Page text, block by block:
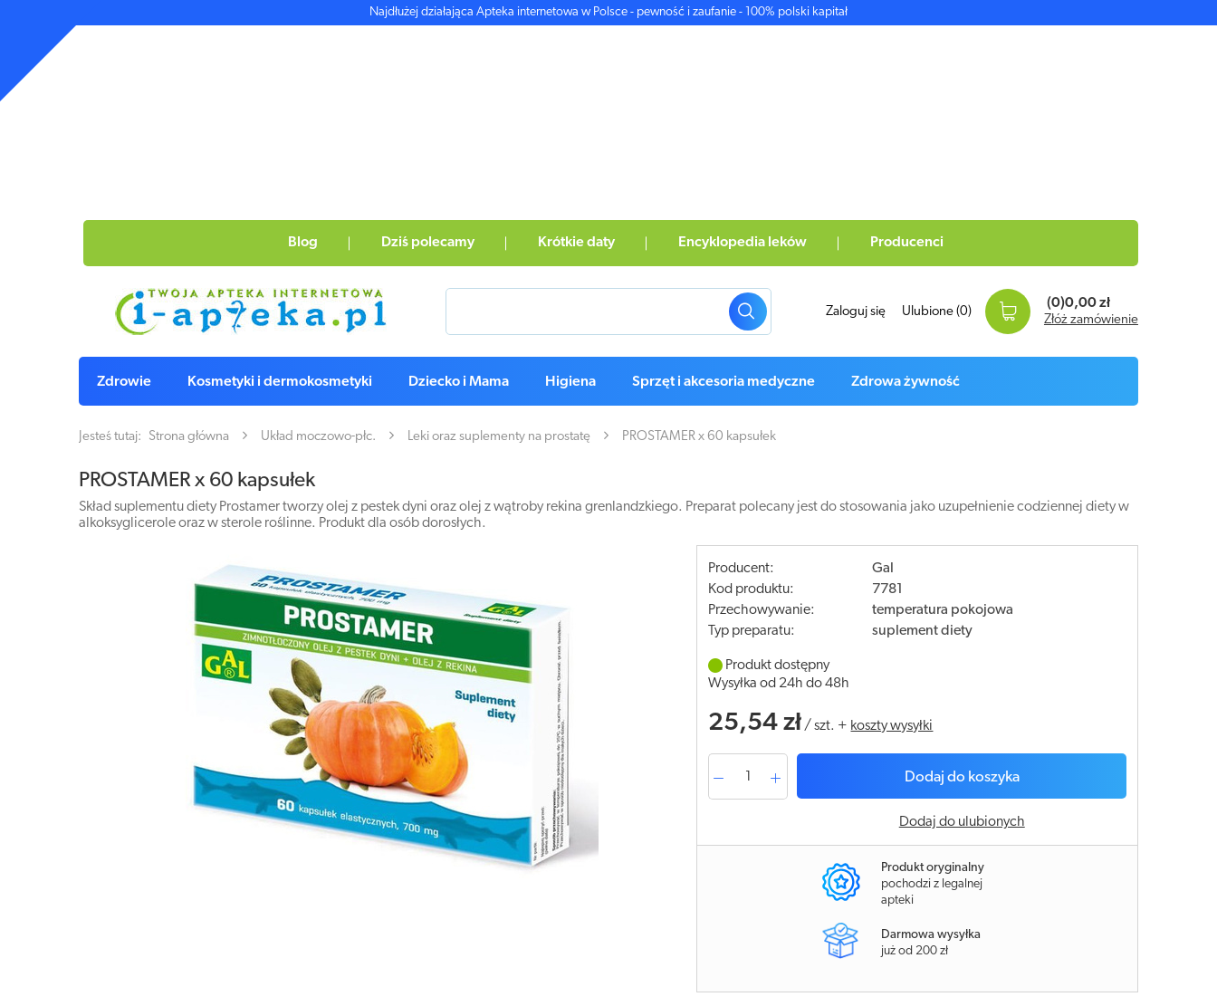
Najdłużej działająca Apteka internetowa w Polsce - pewność i zaufanie - 100% polski kapitał
Blog Dziś polecamy Krótkie daty Encyklopedia leków Producenci
Zaloguj się Ulubione (0)
(0)0,00 zł
Złóż zamówienie
Zdrowie Kosmetyki i dermokosmetyki Dziecko i Mama Higiena Sprzęt i akcesoria medyczne Zdrowa żywność
Jesteś tutaj: Strona główna Układ moczowo-płc. Leki oraz suplementy na prostatę PROSTAMER x 60 kapsułek
PROSTAMER x 60 kapsułek
Skład suplementu diety Prostamer tworzy olej z pestek dyni oraz olej z wątroby rekina grenlandzkiego. Preparat polecany jest do stosowania jako uzupełnienie codziennej diety w
alkoksyglicerole oraz w sterole roślinne. Produkt dla osób dorosłych.
Producent:
Gal
Kod produktu:
7781
Przechowywanie:
temperatura pokojowa
Typ preparatu:
suplement diety
Produkt dostępny
Wysyłka od 24h do 48h
25,54 zł /szt. + koszty wysyłki
Dodaj do koszyka
Dodaj do ulubionych
Produkt oryginalny
pochodzi z legalnej
apteki
Darmowa wysyłka
już od 200 zł